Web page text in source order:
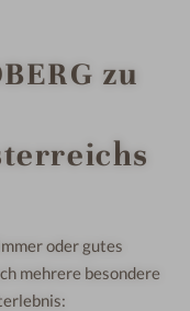
zu
oder gutes
mehrere besondere